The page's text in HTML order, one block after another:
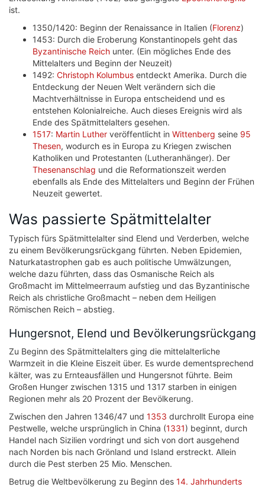
ist.
1350/1420: Beginn der Renaissance in Italien (Florenz)
1453: Durch die Eroberung Konstantinopels geht das
Byzantinische Reich unter. (Ein mögliches Ende des
Mittelalters und Beginn der Neuzeit)
1492: Christoph Kolumbus entdeckt Amerika. Durch die
Entdeckung der Neuen Welt verändern sich die
Machtverhältnisse in Europa entscheidend und es
entstehen Kolonialreiche. Auch dieses Ereignis wird als
Ende des Spätmittelalters gesehen.
1517: Martin Luther veröffentlicht in Wittenberg seine 95
Thesen, wodurch es in Europa zu Kriegen zwischen
Katholiken und Protestanten (Lutheranhänger). Der
Thesenanschlag und die Reformationszeit werden
ebenfalls als Ende des Mittelalters und Beginn der Frühen
Neuzeit gewertet.
Was passierte Spätmittelalter
Typisch fürs Spätmittelalter sind Elend und Verderben, welche
zu einem Bevölkerungsrückgang führten. Neben Epidemien,
Naturkatastrophen gab es auch politische Umwälzungen,
welche dazu führten, dass das Osmanische Reich als
Großmacht im Mittelmeerraum aufstieg und das Byzantinische
Reich als christliche Großmacht – neben dem Heiligen
Römischen Reich – abstieg.
Hungersnot, Elend und Bevölkerungsrückgang
Zu Beginn des Spätmittelalters ging die mittelalterliche
Warmzeit in die Kleine Eiszeit über. Es wurde dementsprechend
kälter, was zu Ernteausfällen und Hungersnot führte. Beim
Großen Hunger zwischen 1315 und 1317 starben in einigen
Regionen mehr als 20 Prozent der Bevölkerung.
Zwischen den Jahren 1346/47 und 1353 durchrollt Europa eine
Pestwelle, welche ursprünglich in China (1331) beginnt, durch
Handel nach Sizilien vordringt und sich von dort ausgehend
nach Norden bis nach Grönland und Island erstreckt. Allein
durch die Pest sterben 25 Mio. Menschen.
Betrug die Weltbevölkerung zu Beginn des 14. Jahrhunderts